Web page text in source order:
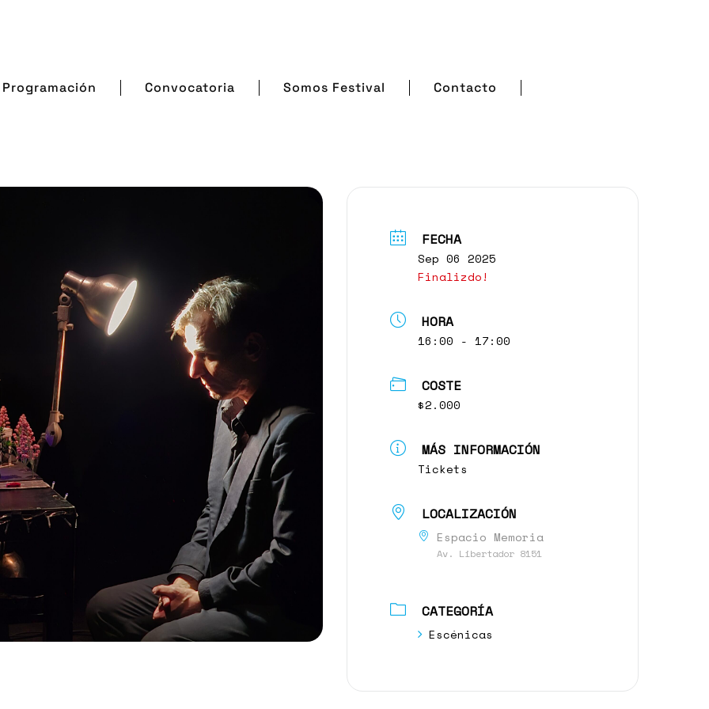
Programación Convocatoria Somos Festival Contacto
FECHA
Sep 06 2025
Finalizdo!
HORA
16:00 - 17:00
COSTE
$2.000
MÁS INFORMACIÓN
Tickets
LOCALIZACIÓN
Espacio Memoria
Av. Libertador 8151
CATEGORÍA
Escénicas